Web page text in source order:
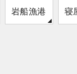
岩船漁港 寝